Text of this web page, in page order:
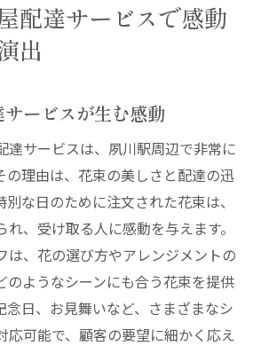
配達サービスで感動
出
ービスが生む感動
達サービスは、夙川駅周辺で非常に
の理由は、花束の美しさと配達の迅
な日のために注文された花束は、
、受け取る人に感動を与えます。
は、花の選び方やアレンジメントの
のようなシーンにも合う花束を提供
念日、お見舞いなど、さまざまなシ
応可能で、顧客の要望に細かく応え